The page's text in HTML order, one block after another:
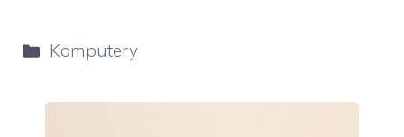
Kategorie
Komputery